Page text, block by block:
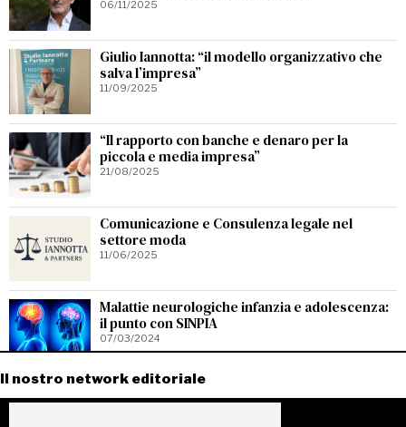
06/11/2025
Giulio Iannotta: “il modello organizzativo che
salva l’impresa”
11/09/2025
“Il rapporto con banche e denaro per la
piccola e media impresa”
21/08/2025
Comunicazione e Consulenza legale nel
settore moda
11/06/2025
Malattie neurologiche infanzia e adolescenza:
il punto con SINPIA
07/03/2024
Il nostro network editoriale